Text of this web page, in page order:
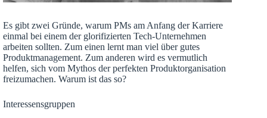
Es gibt zwei Gründe, warum PMs am Anfang der Karriere
einmal bei einem der glorifizierten Tech-Unternehmen
arbeiten sollten. Zum einen lernt man viel über gutes
Produktmanagement. Zum anderen wird es vermutlich
helfen, sich vom Mythos der perfekten Produktorganisation
freizumachen. Warum ist das so?
Interessensgruppen